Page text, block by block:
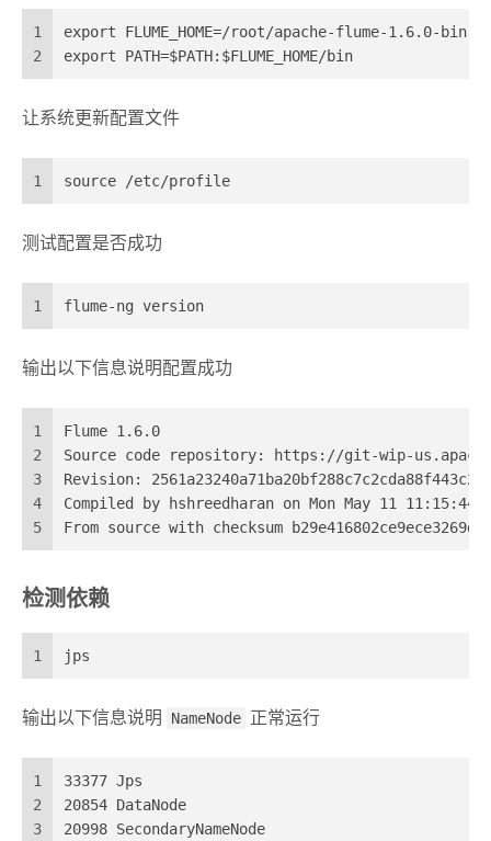
1
2
export FLUME_HOME=/root/apache-flume-1.6.0-bin
export PATH=$PATH:$FLUME_HOME/bin
让系统更新配置文件
1 source /etc/profile
测试配置是否成功
1 flume-ng version
输出以下信息说明配置成功
1
2
3
4
5
Flume 1.6.0
Source code repository: https://git-wip-
Revision:
Compiled by hshreedharan on Mon May 11 11:15:44
From source with checksum
检测依赖
1 jps
输出以下信息说明 NameNode 正常运行
1
2
3
33377 Jps
20854 DataNode
20998 SecondaryNameNode